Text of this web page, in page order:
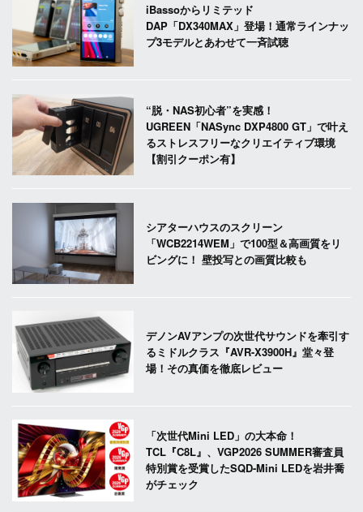
iBassoからリミテッド
DAP「DX340MAX」登場！通常ラインナッ
プ3モデルとあわせて一斉試聴
“脱・NAS初心者”を実感！
UGREEN「NASync DXP4800 GT」で叶え
るストレスフリーなクリエイティブ環境
【割引クーポン有】
シアターハウスのスクリーン
「WCB2214WEM」で100型＆高画質をリ
ビングに！ 壁投写との画質比較も
デノンAVアンプの次世代サウンドを牽引す
るミドルクラス『AVR-X3900H』堂々登
場！その真価を徹底レビュー
「次世代Mini LED」の大本命！
TCL『C8L』、VGP2026 SUMMER審査員
特別賞を受賞したSQD-Mini LEDを岩井喬
がチェック